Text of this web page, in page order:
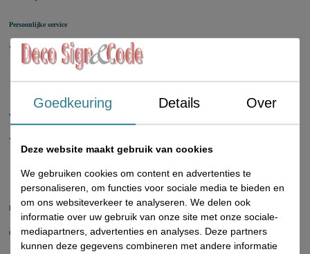
Persoonlijke service
Vragen en bestellen via Chat, Email en Telefoon
Voorraad check
Voorraad wordt op werkdagen elk half uur automatisch bijgewerkt
Bestelhistorie
Overzichtelijke online bestelhistorie in uw eigen account
Goedkeuring Details Over
Deze website maakt gebruik van cookies
We gebruiken cookies om content en advertenties te
personaliseren, om functies voor sociale media te bieden en
om ons websiteverkeer te analyseren. We delen ook
informatie over uw gebruik van onze site met onze sociale-
mediapartners, advertenties en analyses. Deze partners
kunnen deze gegevens combineren met andere informatie